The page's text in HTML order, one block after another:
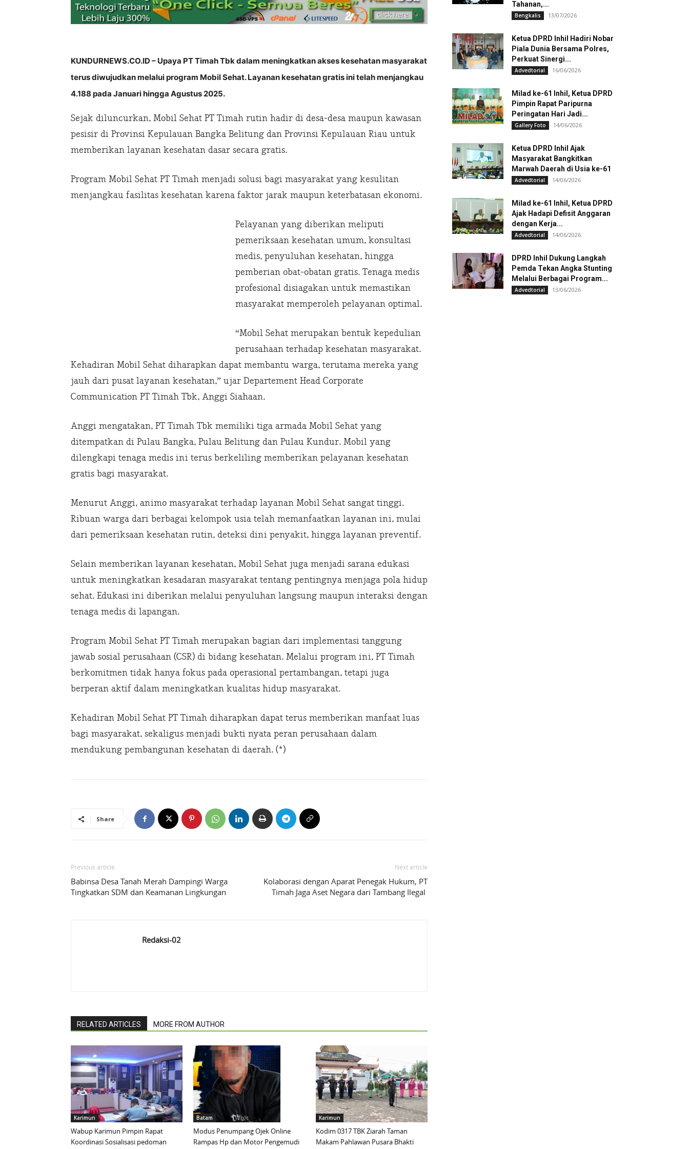
KUNDURNEWS.CO.ID – Upaya PT Timah Tbk dalam meningkatkan akses kesehatan masyarakat
terus diwujudkan melalui program Mobil Sehat. Layanan kesehatan gratis ini telah menjangkau
4.188 pada Januari hingga Agustus 2025.
Sejak diluncurkan, Mobil Sehat PT Timah rutin hadir di desa-desa maupun kawasan
pesisir di Provinsi Kepulauan Bangka Belitung dan Provinsi Kepulauan Riau untuk
memberikan layanan kesehatan dasar secara gratis.
Program Mobil Sehat PT Timah menjadi solusi bagi masyarakat yang kesulitan
menjangkau fasilitas kesehatan karena faktor jarak maupun keterbatasan ekonomi.
Pelayanan yang diberikan meliputi
pemeriksaan kesehatan umum, konsultasi
medis, penyuluhan kesehatan, hingga
pemberian obat-obatan gratis. Tenaga medis
profesional disiagakan untuk memastikan
masyarakat memperoleh pelayanan optimal.
“Mobil Sehat merupakan bentuk kepedulian
perusahaan terhadap kesehatan masyarakat.
Kehadiran Mobil Sehat diharapkan dapat membantu warga, terutama mereka yang
jauh dari pusat layanan kesehatan,” ujar Departement Head Corporate
Communication PT Timah Tbk, Anggi Siahaan.
Anggi mengatakan, PT Timah Tbk memiliki tiga armada Mobil Sehat yang
ditempatkan di Pulau Bangka, Pulau Belitung dan Pulau Kundur. Mobil yang
dilengkapi tenaga medis ini terus berkeliling memberikan pelayanan kesehatan
gratis bagi masyarakat.
Menurut Anggi, animo masyarakat terhadap layanan Mobil Sehat sangat tinggi.
Ribuan warga dari berbagai kelompok usia telah memanfaatkan layanan ini, mulai
dari pemeriksaan kesehatan rutin, deteksi dini penyakit, hingga layanan preventif.
Selain memberikan layanan kesehatan, Mobil Sehat juga menjadi sarana edukasi
untuk meningkatkan kesadaran masyarakat tentang pentingnya menjaga pola hidup
sehat. Edukasi ini diberikan melalui penyuluhan langsung maupun interaksi dengan
tenaga medis di lapangan.
Program Mobil Sehat PT Timah merupakan bagian dari implementasi tanggung
jawab sosial perusahaan (CSR) di bidang kesehatan. Melalui program ini, PT Timah
berkomitmen tidak hanya fokus pada operasional pertambangan, tetapi juga
berperan aktif dalam meningkatkan kualitas hidup masyarakat.
Kehadiran Mobil Sehat PT Timah diharapkan dapat terus memberikan manfaat luas
bagi masyarakat, sekaligus menjadi bukti nyata peran perusahaan dalam
mendukung pembangunan kesehatan di daerah. (*)
Share
Previous article
Babinsa Desa Tanah Merah Dampingi Warga
Tingkatkan SDM dan Keamanan Lingkungan
Next article
Kolaborasi dengan Aparat Penegak Hukum, PT
Timah Jaga Aset Negara dari Tambang Ilegal
Redaksi-02
RELATED ARTICLES MORE FROM AUTHOR
Karimun
Wabup Karimun Pimpin Rapat
Koordinasi Sosialisasi pedoman
Batam
Modus Penumpang Ojek Online
Rampas Hp dan Motor Pengemudi
Karimun
Kodim 0317 TBK Ziarah Taman
Makam Pahlawan Pusara Bhakti
Tahanan,...
Bengkalis 13/07/2026
Ketua DPRD Inhil Hadiri Nobar
Piala Dunia Bersama Polres,
Perkuat Sinergi...
Advedtorial 16/06/2026
Milad ke-61 Inhil, Ketua DPRD
Pimpin Rapat Paripurna
Peringatan Hari Jadi...
Gallery Foto 14/06/2026
Ketua DPRD Inhil Ajak
Masyarakat Bangkitkan
Marwah Daerah di Usia ke-61
Advedtorial 14/06/2026
Milad ke-61 Inhil, Ketua DPRD
Ajak Hadapi Defisit Anggaran
dengan Kerja...
Advedtorial 14/06/2026
DPRD Inhil Dukung Langkah
Pemda Tekan Angka Stunting
Melalui Berbagai Program...
Advedtorial 13/06/2026